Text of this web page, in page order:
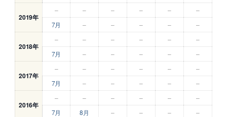
2019年
– – – – –
–
7月
– – – – –
2018年
– – – – –
–
7月
– – – – –
2017年
– – – – –
–
7月
– – – – –
2016年
– – – – –
–
7月
8月 – – – –